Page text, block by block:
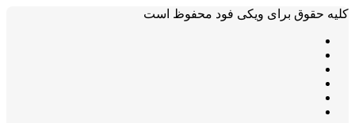
کلیه حقوق برای ویکی فود محفوظ است